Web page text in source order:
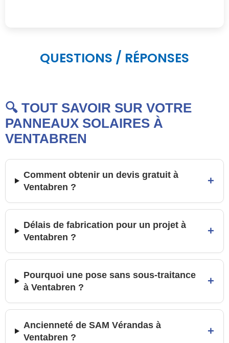
QUESTIONS / RÉPONSES
🔍 TOUT SAVOIR SUR VOTRE
PANNEAUX SOLAIRES À
VENTABREN
Comment obtenir un devis gratuit à
Ventabren ?
+
Délais de fabrication pour un projet à
Ventabren ?
+
Pourquoi une pose sans sous-traitance
à Ventabren ?
+
Ancienneté de SAM Vérandas à
Ventabren ?
+